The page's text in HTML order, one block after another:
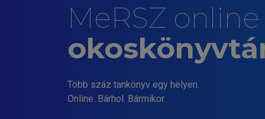
MeRSZ online
Több száz tankönyv egy helyen.
Online. Bárhol. Bármikor.